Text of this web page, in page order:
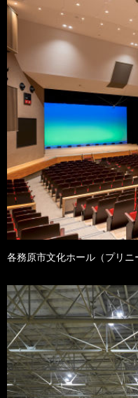
各務原市文化ホール（プリニ